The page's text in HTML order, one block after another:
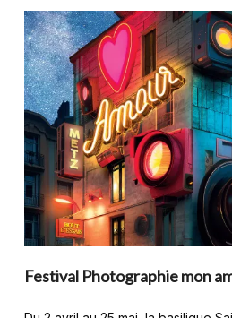
Festival Photographie mon